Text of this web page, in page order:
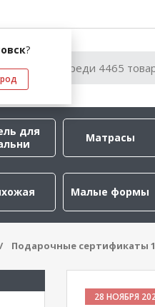
?
для
Матрасы
Малые формы
Подарочные сертификаты
28 НОЯБРЯ